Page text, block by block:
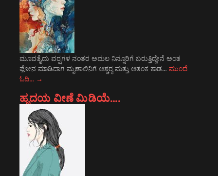
ಮೂವತೈದು ವರ್‍ಷಗಳ ನಂತರ ಅಮಲ ನಿನ್ನೂರಿಗೆ ಬರುತ್ತಿದ್ದೇನೆ ಅಂತ
ಫೋನ ಮಾಡಿದಾಗ ಮೃಣಾಲಿನಿಗೆ ಆಶ್ಚರ್‍ಯ ಮತ್ತು ಆತಂಕ ಕಾಡ… ಮುಂದೆ
ಓದಿ… →
ಹೃದಯ ವೀಣೆ ಮಿಡಿಯೆ….